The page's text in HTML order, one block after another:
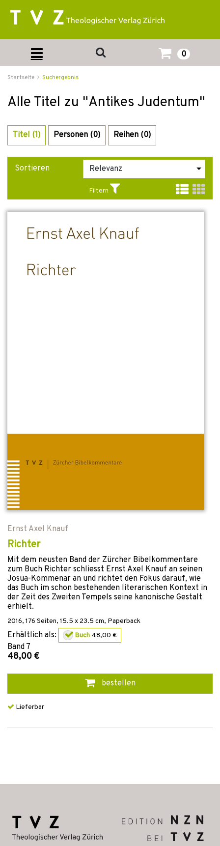
0
Startseite Suchergebnis
Alle Titel zu "Antikes Judentum"
Titel (1) Personen (0) Reihen (0)
Sortieren
Filtern
Ernst Axel Knauf
Richter
Mit dem neusten Band der Zürcher Bibelkommentare
zum Buch Richter schliesst Ernst Axel Knauf an seinen
Josua-Kommenar an und richtet den Fokus darauf, wie
das Buch im schon bestehenden literarischen Kontext in
der Zeit des Zweiten Tempels seine kanonische Gestalt
erhielt.
2016, 176 Seiten, 15.5 x 23.5 cm, Paperback
Erhältlich als: Buch 48,00 €
Band 7
48,00 €
bestellen
Lieferbar